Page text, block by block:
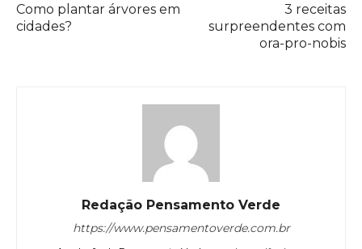
Como plantar árvores em
cidades?
3 receitas
surpreendentes com
ora-pro-nobis
Redação Pensamento Verde
https://www.pensamentoverde.com.br